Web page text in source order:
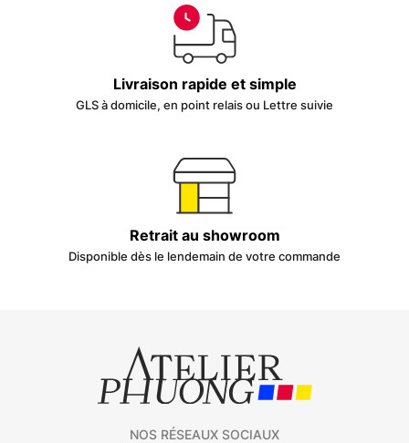
Livraison rapide et simple
GLS à domicile, en point relais ou Lettre suivie
Retrait au showroom
Disponible dès le lendemain de votre commande
NOS RÉSEAUX SOCIAUX